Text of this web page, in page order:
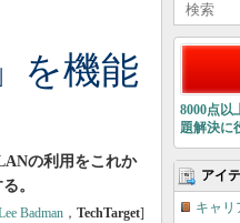
を機能
の利用をこれか
。
Badman ， TechTarget]
8000点以
題解決に
アイ
キャリ